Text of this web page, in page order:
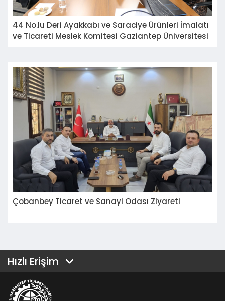
44 No.lu Deri Ayakkabı ve Saraciye Ürünleri İmalatı
ve Ticareti Meslek Komitesi Gaziantep Üniversitesi
Çobanbey Ticaret ve Sanayi Odası Ziyareti
Hızlı Erişim